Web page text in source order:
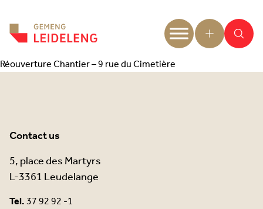
Réouverture Chantier – 9 rue du Cimetière
Contact us
5, place des Martyrs
L-3361 Leudelange
Tel.37 92 92 -1